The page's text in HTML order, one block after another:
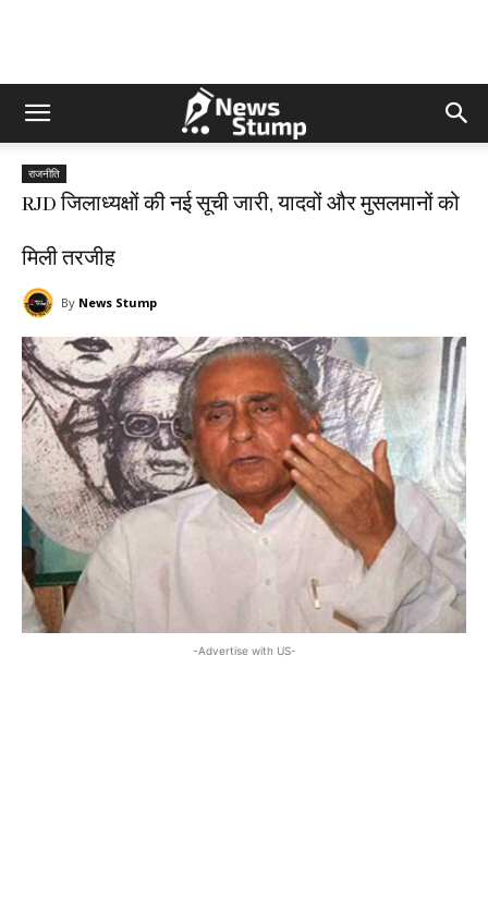
राजनीति
RJD जिलाध्यक्षों की नई सूची जारी, यादवों और मुसलमानों को
मिली तरजीह
By News Stump
-Advertise with US-